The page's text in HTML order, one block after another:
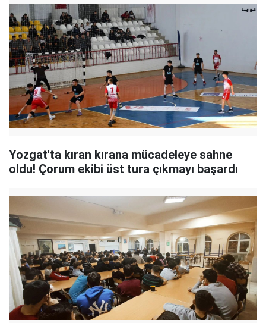
Yozgat'ta kıran kırana mücadeleye sahne
oldu! Çorum ekibi üst tura çıkmayı başardı